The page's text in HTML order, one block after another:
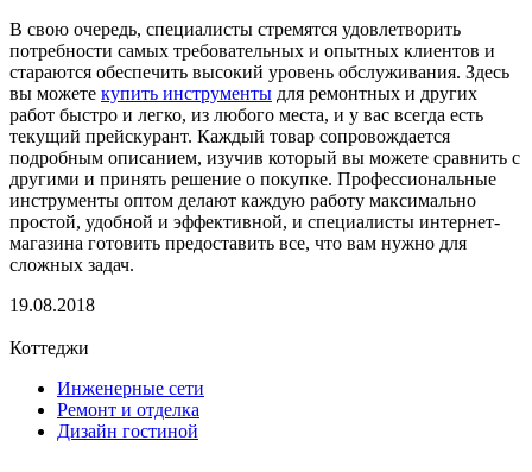
В свою очередь, специалисты стремятся удовлетворить
потребности самых требовательных и опытных клиентов и
стараются обеспечить высокий уровень обслуживания. Здесь
вы можете купить инструменты для ремонтных и других
работ быстро и легко, из любого места, и у вас всегда есть
текущий прейскурант. Каждый товар сопровождается
подробным описанием, изучив который вы можете сравнить с
другими и принять решение о покупке. Профессиональные
инструменты оптом делают каждую работу максимально
простой, удобной и эффективной, и специалисты интернет-
магазина готовить предоставить все, что вам нужно для
сложных задач.
19.08.2018
Коттеджи
Инженерные сети
Ремонт и отделка
Дизайн гостиной